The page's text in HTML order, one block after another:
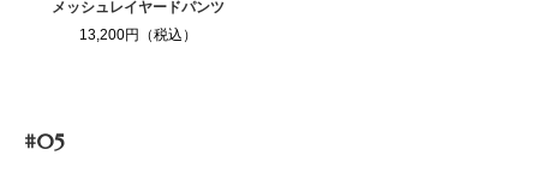
メッシュレイヤードパンツ
13,200円（税込）
#05